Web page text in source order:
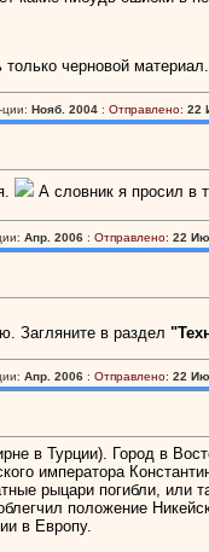
черновой материал.
ции: Нояб. 2004: Отправлено: 22
А словник я просил в
Апр. 2006: Отправлено: 22
Загляните в раздел
Апр. 2006: Отправлено: 22
в Турции). Город в
императора
рыцари погибли, или
положение
в Европу.